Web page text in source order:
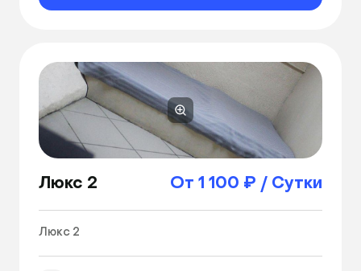
Люкс 2 От 1 100 ₽ / Сутки
Люкс 2